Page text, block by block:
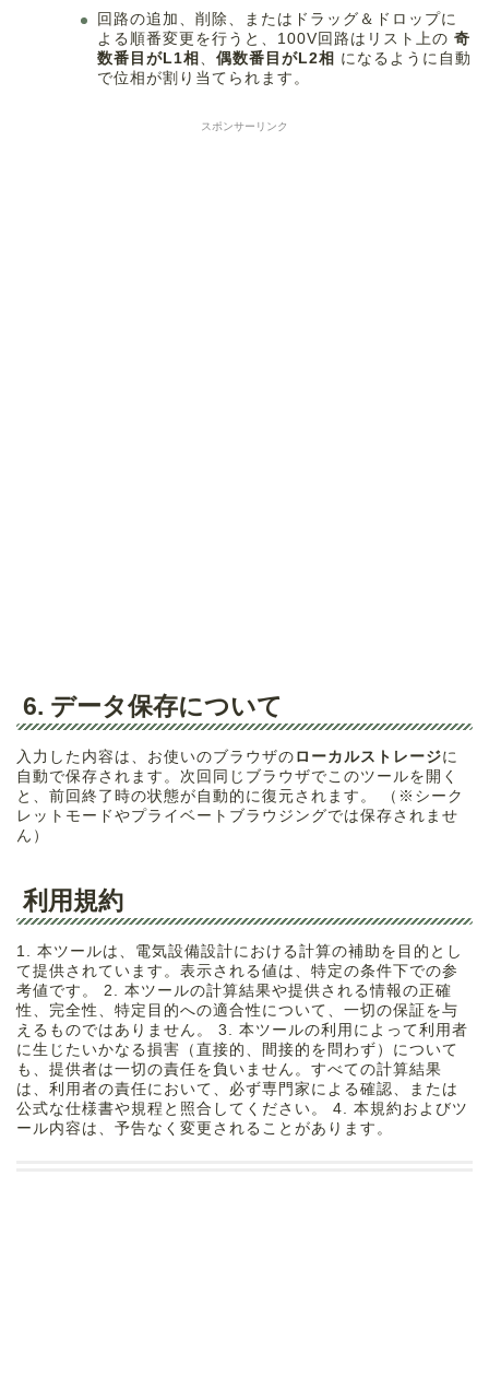
回路の追加、削除、またはドラッグ＆ドロップに
よる順番変更を行うと、100V回路はリスト上の 奇
数番目がL1相 、 偶数番目がL2相 になるように自動
で位相が割り当てられます。
スポンサーリンク
6. データ保存について
入力した内容は、お使いのブラウザの ローカルストレージに
自動で保存されます。次回同じブラウザでこのツールを開く
と、前回終了時の状態が自動的に復元されます。 （※シーク
レットモードやプライベートブラウジングでは保存されませ
ん）
利用規約
1. 本ツールは、電気設備設計における計算の補助を目的とし
て提供されています。表示される値は、特定の条件下での参
考値です。 2. 本ツールの計算結果や提供される情報の正確
性、完全性、特定目的への適合性について、一切の保証を与
えるものではありません。 3. 本ツールの利用によって利用者
に生じたいかなる損害（直接的、間接的を問わず）について
も、提供者は一切の責任を負いません。すべての計算結果
は、利用者の責任において、必ず専門家による確認、または
公式な仕様書や規程と照合してください。 4. 本規約およびツ
ール内容は、予告なく変更されることがあります。